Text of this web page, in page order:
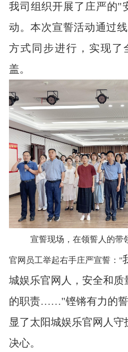
我司组织开展了庄严的"
动。本次宣誓活动通过
方式同步进行，实现了
盖。
宣誓现场，在领誓人的带
官网员工举起右手庄严宣誓： "
城娱乐官网 人 ， 安全和质
的职责……"铿锵有力的
显了太阳城娱乐官网人守
决心。